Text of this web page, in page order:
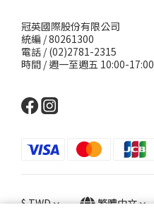
冠英國際股份有限公司
統編 / 80261300
電話 / (02)2781-2315
時間 / 週一至週五 10:00-17:00
$TWD 繁體中文